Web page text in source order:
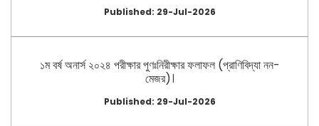
Published: 29-Jul-2026
১ম বর্ষ অনার্স ২০২৪ পরীক্ষার পুণঃনিরীক্ষার ফলাফল (প্রাণিবিদ্যা নন-
মেজর)।
Published: 29-Jul-2026